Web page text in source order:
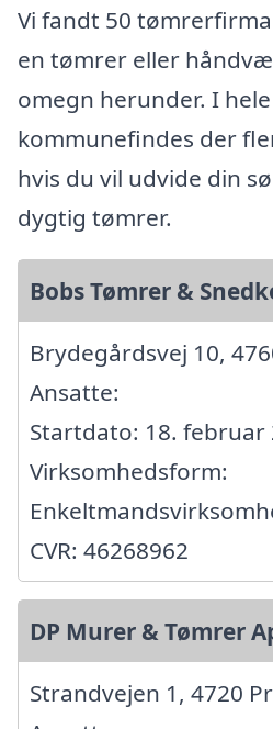
Vi fandt 50
en tømrer eller
omegn herunder. I
kommunefindes der
hvis du vil udvide din
dygtig tømrer.
Bobs Tømrer &
Brydegårdsvej 10,
Ansatte:
Startdato: 18. februar
Virksomhedsform:
CVR: 46268962
DP Murer & Tømrer
Strandvejen 1, 4720